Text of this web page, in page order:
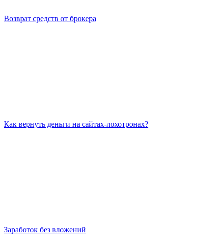
Возврат средств от брокера
Как вернуть деньги на сайтах-лохотронах?
Заработок без вложений